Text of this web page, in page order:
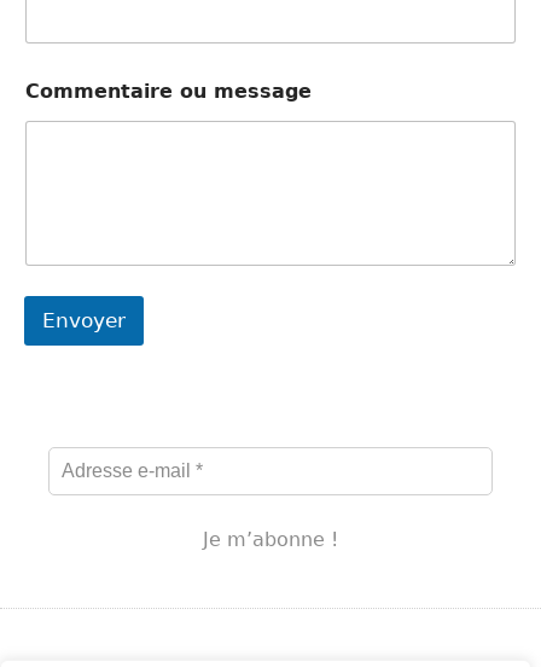
m
s
s
a
Commentaire ou message
Envoyer